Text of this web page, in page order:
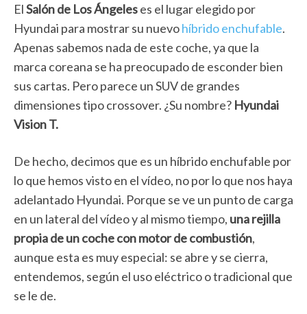
ElSalón de Los Ángeleses el lugar elegido por
Hyundai para mostrar su nuevohíbrido enchufable.
Apenas sabemos nada de este coche, ya que la
marca coreana se ha preocupado de esconder bien
sus cartas. Pero parece un SUV de grandes
dimensiones tipo crossover. ¿Su nombre? Hyundai
Vision T.
De hecho, decimos que es un híbrido enchufable por
lo que hemos visto en el vídeo, no por lo que nos haya
adelantado Hyundai. Porque se ve un punto de carga
en un lateral del vídeo y al mismo tiempo, una rejilla
propia de un coche con motor de combustión,
aunque esta es muy especial: se abre y se cierra,
entendemos, según el uso eléctrico o tradicional que
se le de.